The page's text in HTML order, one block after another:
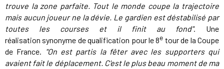
trouve la zone parfaite. Tout le monde coupe la trajectoire
mais aucun joueur ne la dévie. Le gardien est déstabilisé par
toutes les courses et il finit au fond". Une
réalisation synonyme de qualification pour le 8e tour de la Coupe
de France. "On est partis la fêter avec les supporters qui
avaient fait le déplacement. C'est le plus beau moment de ma